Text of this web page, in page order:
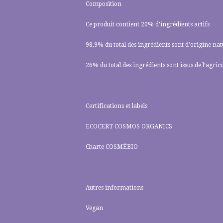
Composition
Ce produit contient 20% d’ingrédients actifs
98,9% du total des ingrédients sont d’origine
26% du total des ingrédients sont issus de
Certifications et labels
ECOCERT COSMOS ORGANICS
Charte COSMÉBIO
Autres informations
Vegan